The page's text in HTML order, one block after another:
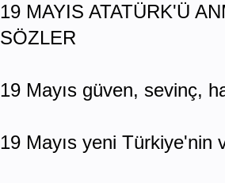
19 MAYIS ATATÜRK'Ü
SÖZLER
19 Mayıs güven, sevinç,
19 Mayıs yeni Türkiye'nin